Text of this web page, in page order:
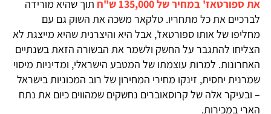
את ספורטאז' במחיר של 135,000 ש"ח
תוך שהיא מורידה
לברכיים את כל מתחריו. טלקאר משכה את השוק גם עם
מחליפו של אותו ספורטאז', אבל היא והיצרנית שהיא מייצגת לא
הצליחו להתגבר על החשק ולשמר את הבשורה הזאת בשנתיים
האחרונות. למרות עוצמתו של המטבע הישראלי, ומדיניות מיסוי
שמרנית יחסית, זינקו מחירי המחירון של רוב המכוניות בישראל
– ובעיקר אלה של קרוסאוברים נחשקים שמהווים כיום את נתח
הארי במכירות.